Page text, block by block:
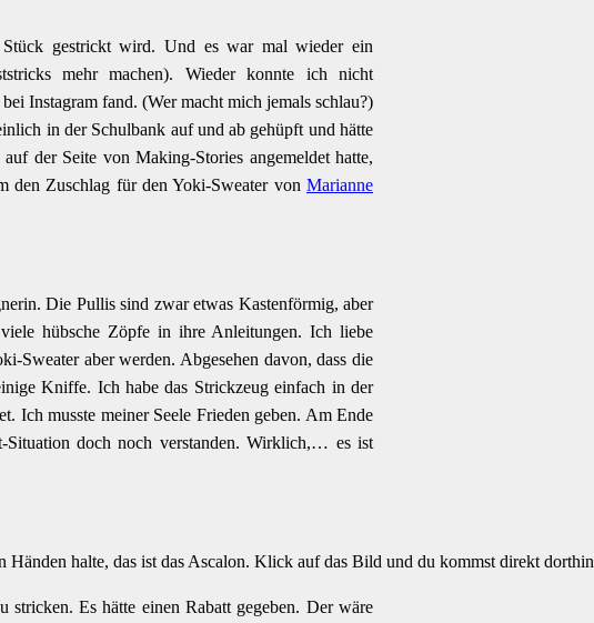
gestrickt wird. Und es war mal wieder ein
mehr machen). Wieder konnte ich nicht
Instagram fand. (Wer macht mich jemals schlau?)
in der Schulbank auf und ab gehüpft und hätte
der Seite von Making-Stories angemeldet hatte,
den Zuschlag für den Yoki-Sweater von Marianne
Die Pullis sind zwar etwas Kastenförmig, aber
hübsche Zöpfe in ihre Anleitungen. Ich liebe
Sweater aber werden. Abgesehen davon, dass die
Kniffe. Ich habe das Strickzeug einfach in der
Ich musste meiner Seele Frieden geben. Am Ende
Situation doch noch verstanden. Wirklich,… es ist
halte, das ist das Ascalon. Klick auf das Bild und du kommst direkt dorthin
Es hätte einen Rabatt gegeben. Der wäre